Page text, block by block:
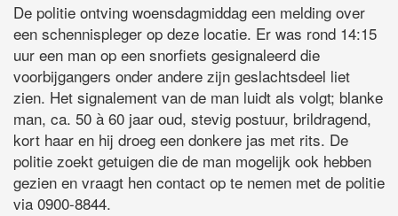
De politie ontving woensdagmiddag een melding over
een schennispleger op deze locatie. Er was rond 14:15
uur een man op een snorfiets gesignaleerd die
voorbijgangers onder andere zijn geslachtsdeel liet
zien. Het signalement van de man luidt als volgt; blanke
man, ca. 50 à 60 jaar oud, stevig postuur, brildragend,
kort haar en hij droeg een donkere jas met rits. De
politie zoekt getuigen die de man mogelijk ook hebben
gezien en vraagt hen contact op te nemen met de politie
via 0900-8844.